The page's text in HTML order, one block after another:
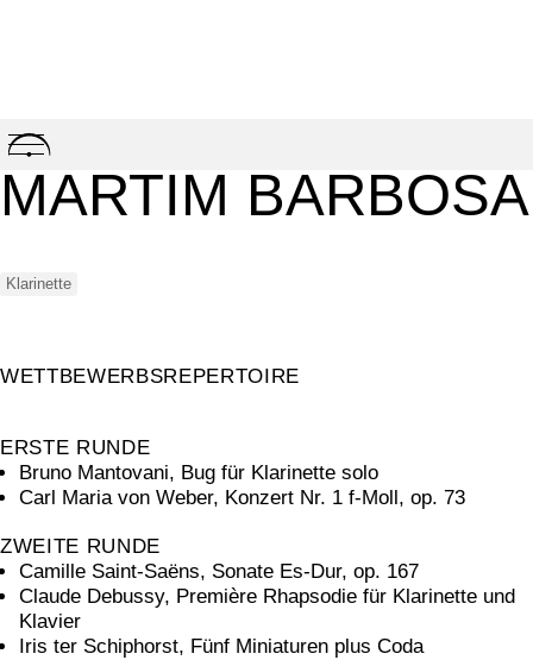
Skip
to
content
MARTIM BARBOSA
Klarinette
WETTBEWERBSREPERTOIRE
ERSTE RUNDE
Bruno Mantovani, Bug für Klarinette solo
Carl Maria von Weber, Konzert Nr. 1 f-Moll, op. 73
ZWEITE RUNDE
Camille Saint-Saëns, Sonate Es-Dur, op. 167
Claude Debussy, Première Rhapsodie für Klarinette und
Klavier
Iris ter Schiphorst, Fünf Miniaturen plus Coda